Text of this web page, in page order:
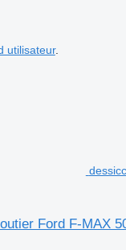
utilisateur.
Ford F-MAX